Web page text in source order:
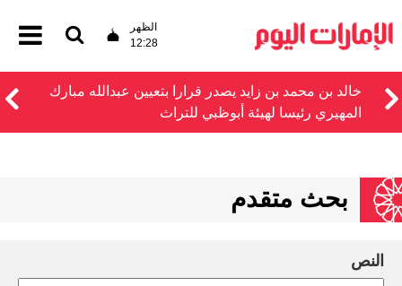
الظهر
12:28
خالد بن محمد بن زايد يصدر قرارا بتعيين عبدالله مبارك
المهيري رئيسا لهيئة أبوظبي للتراث
بحث متقدم
النص